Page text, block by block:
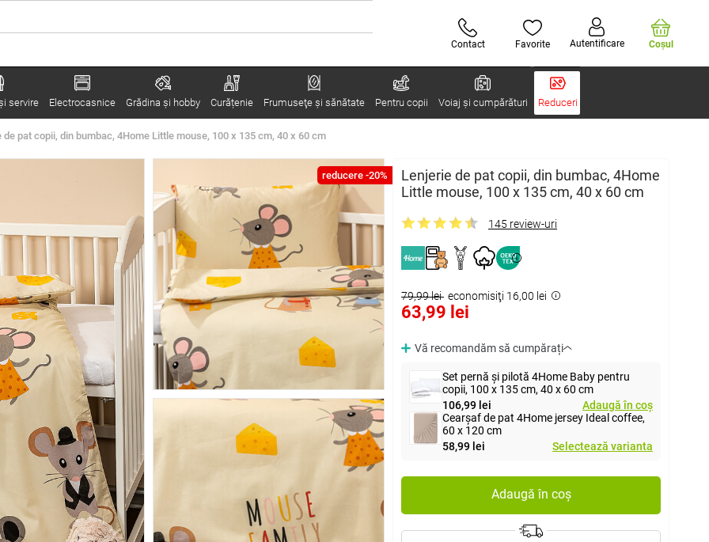
Contact Favorite Autentificare Coşul
servire Electrocasnice Grădina şi hobby Curățenie Frumuseţe şi sănătate Pentru copii Voiaj și cumpărături Reduceri
de pat copii, din bumbac, 4Home Little mouse, 100 x 135 cm, 40 x 60 cm
reducere -20%
Lenjerie de pat copii, din bumbac, 4Home
Little mouse, 100 x 135 cm, 40 x 60 cm
145 review-uri
79,99 lei economisiţi 16,00 lei
63,99 lei
Vă recomandăm să cumpărați
Set pernă și pilotă 4Home Baby pentru
copii, 100 x 135 cm, 40 x 60 cm
106,99 lei
Adaugă în coș
Cearșaf de pat 4Home jersey Ideal coffee,
60 x 120 cm
58,99 lei
Selectează varianta
Adaugă în coș